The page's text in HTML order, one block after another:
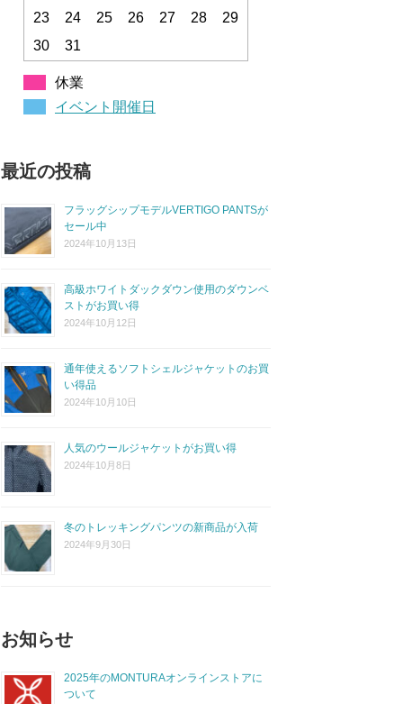
23 24 25 26 27 28
29
30
31
休業
イベント開催日
最近の投稿
フラッグシップモデルVERTIGO PANTSが
セール中
2024年10月13日
高級ホワイトダックダウン使用のダウンベ
ストがお買い得
2024年10月12日
通年使えるソフトシェルジャケットのお買
い得品
2024年10月10日
人気のウールジャケットがお買い得
2024年10月8日
冬のトレッキングパンツの新商品が入荷
2024年9月30日
お知らせ
2025年のMONTURAオンラインストアに
ついて